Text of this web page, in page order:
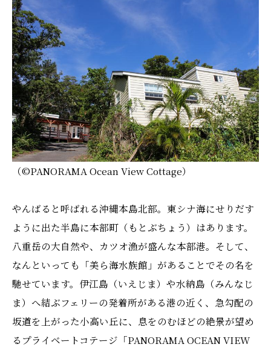
（©️PANORAMA Ocean View Cottage）
やんばると呼ばれる沖縄本島北部。東シナ海にせりだす
ように出た半島に本部町（もとぶちょう）はあります。
八重岳の大自然や、カツオ漁が盛んな本部港。そして、
なんといっても「美ら海水族館」があることでその名を
馳せています。伊江島（いえじま）や水納島（みんなじ
ま）へ結ぶフェリーの発着所がある港の近く、急勾配の
坂道を上がった小高い丘に、息をのむほどの絶景が望め
るプライベートコテージ「PANORAMA OCEAN VIEW